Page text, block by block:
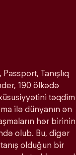
Tanışlıq
190 ölkədə
təqdim
ilə dünyanın ən
hər birinin
olub. Bu, digər
olduğun bir